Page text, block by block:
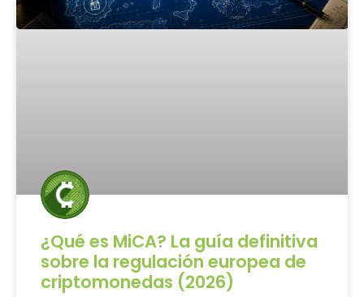
¿Qué es MiCA? La guía definitiva
sobre la regulación europea de
criptomonedas (2026)